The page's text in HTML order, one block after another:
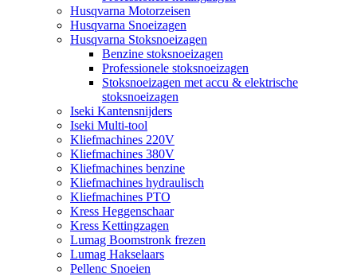
Husqvarna Motorzeisen
Husqvarna Snoeizagen
Husqvarna Stoksnoeizagen
Benzine stoksnoeizagen
Professionele stoksnoeizagen
Stoksnoeizagen met accu & elektrische
stoksnoeizagen
Iseki Kantensnijders
Iseki Multi-tool
Kliefmachines 220V
Kliefmachines 380V
Kliefmachines benzine
Kliefmachines hydraulisch
Kliefmachines PTO
Kress Heggenschaar
Kress Kettingzagen
Lumag Boomstronk frezen
Lumag Hakselaars
Pellenc Snoeien